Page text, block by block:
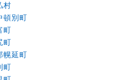
村
頓別町
町
町
幌延町
町